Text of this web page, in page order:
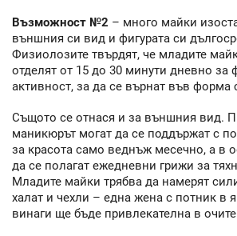
Възможност №2 – много майки
външния си вид и фигурата си
Физиолозите твърдят, че младите
отделят от 15 до 30 минути дневно за
активност, за да се върнат във форма
Същото се отнася и за външния вид.
маникюрът могат да се поддържат с
за красота само веднъж месечно, а в
да се полагат ежедневни грижи за
Младите майки трябва да намерят
халат и чехли – една жена с потник в
винаги ще бъде привлекателна в